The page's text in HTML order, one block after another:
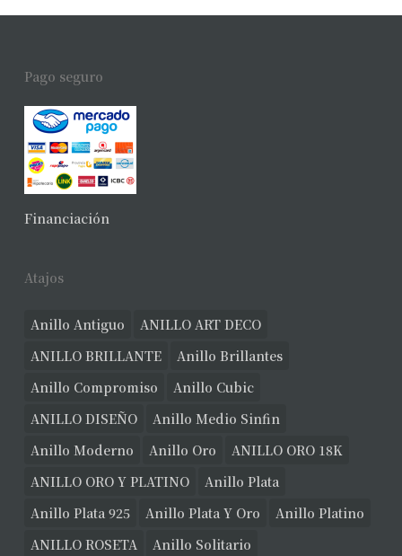
Pago seguro
Financiación
Atajos
Anillo Antiguo
ANILLO ART DECO
ANILLO BRILLANTE
Anillo Brillantes
Anillo Compromiso
Anillo Cubic
ANILLO DISEÑO
Anillo Medio Sinfin
Anillo Moderno
Anillo Oro
ANILLO ORO 18K
ANILLO ORO Y PLATINO
Anillo Plata
Anillo Plata 925
Anillo Plata Y Oro
Anillo Platino
ANILLO ROSETA
Anillo Solitario